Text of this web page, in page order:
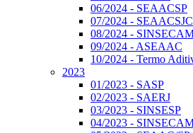
06/2024 - SEAACSP
07/2024 - SEAACSJC
08/2024 -
09/2024 - ASEAAC
10/2024 - Termo
2023
01/2023 - SASP
02/2023 - SAERJ
03/2023 - SINSESP
04/2023 -